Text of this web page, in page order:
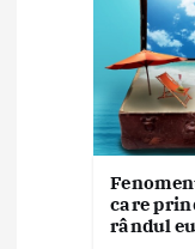
care
rândul